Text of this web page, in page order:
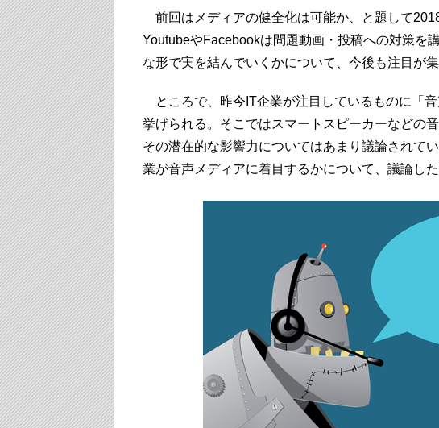
前回はメディアの健全化は可能か、と題して
YoutubeやFacebookは問題動画・投稿への対策を
な形で実を結んでいくかについて、今後も注目が集
ところで、昨今IT企業が注目しているものに「
挙げられる。そこではスマートスピーカーなどの
その潜在的な影響力についてはあまり議論されて
業が音声メディアに着目するかについて、議論した